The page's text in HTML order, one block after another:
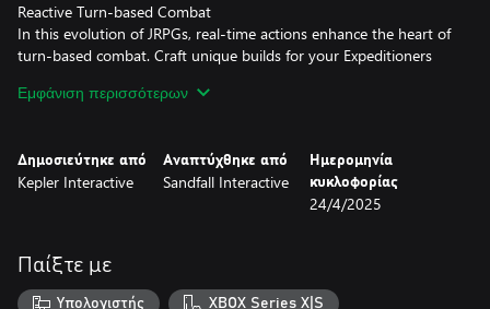
Reactive Turn-based Combat
In this evolution of JRPGs, real-time actions enhance the heart of
turn-based combat. Craft unique builds for your Expeditioners
synergies. Open an active dimension in combat - dodge, parry,
“Tomorrow Comes”
With only one year left to live, join Gustave, Maelle, and their
break the Paintress’ cycle of death. Follow the trail of previous
expeditions and discover their fate. Get to know the members of
Expedition 33 as they learn to work together against impossible
Εμφάνιση περισσότερων
Δημοσιεύτηκε από
Kepler Interactive
Αναπτύχθηκε από
Sandfall Interactive
Ημερομηνία
κυκλοφορίας
24/4/2025
Παίξτε με
Υπολογιστής XBOX Series X|S